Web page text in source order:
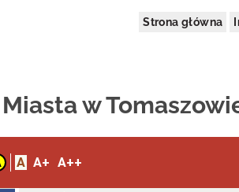
Strona główna
w
A A+ A++